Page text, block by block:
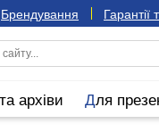
Брендування
архіви Для